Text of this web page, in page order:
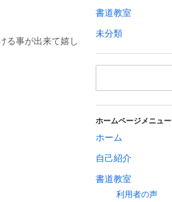
る事が出来て嬉し
書道教室
未分類
ホームページメニュー
ホーム
自己紹介
書道教室
利用者の声